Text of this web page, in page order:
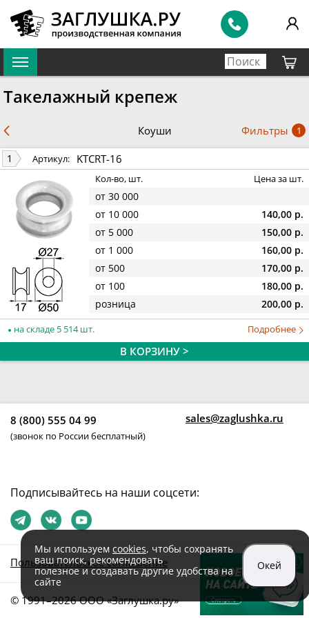
Такелажный крепеж
Коуши Фильтры 1
1 Артикул: KTCRT-16
Кол-во, шт. Цена за шт.
от 30 000
от 10 000
140,00 р.
от 5 000
150,00 р.
от 1 000
160,00 р.
от 500
170,00 р.
от 100
180,00 р.
розница
200,00 р.
на складе 5 514 шт. Подробнее
В КОРЗИНУ >
8 (800) 555 04 99
(звонок по России бесплатный)
sales@zaglushka.ru
© 1991–2026 ООО «Заглушка.pу»
Пользовательское соглашение
Подписывайтесь на наши соцсети:
Мы используем cookies, чтобы сохранять
ваш поиск, рекомендовать
полезное и создавать другие удобства на
сайте
Окей